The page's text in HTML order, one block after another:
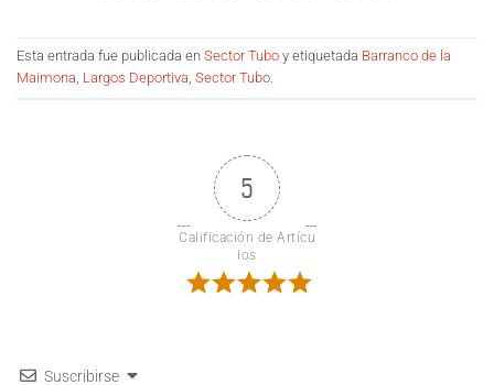
Esta entrada fue publicada en Sector Tubo y etiquetada Barranco de la
Maimona, Largos Deportiva, Sector Tubo.
5
Calificación de Artícu
los
Suscribirse